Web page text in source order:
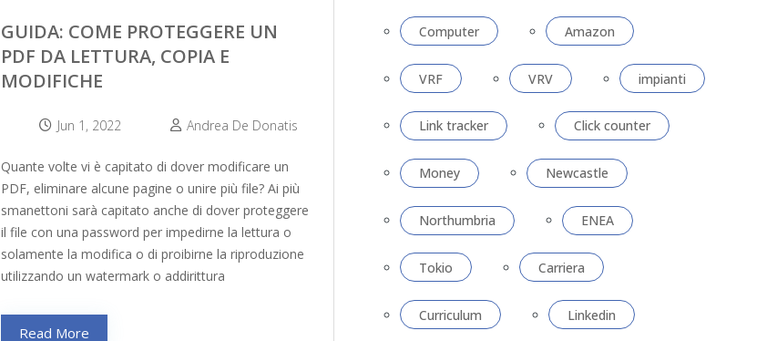
GUIDA: COME PROTEGGERE UN
PDF DA LETTURA, COPIA E
MODIFICHE
Jun 1, 2022 Andrea De Donatis
Quante volte vi è capitato di dover modificare un
PDF, eliminare alcune pagine o unire più file? Ai più
smanettoni sarà capitato anche di dover proteggere
il file con una password per impedirne la lettura o
solamente la modifica o di proibirne la riproduzione
utilizzando un watermark o addirittura
Read More
Computer Amazon
VRF VRV impianti
Link tracker Click counter
Money Newcastle
Northumbria ENEA
Tokio Carriera
Curriculum Linkedin